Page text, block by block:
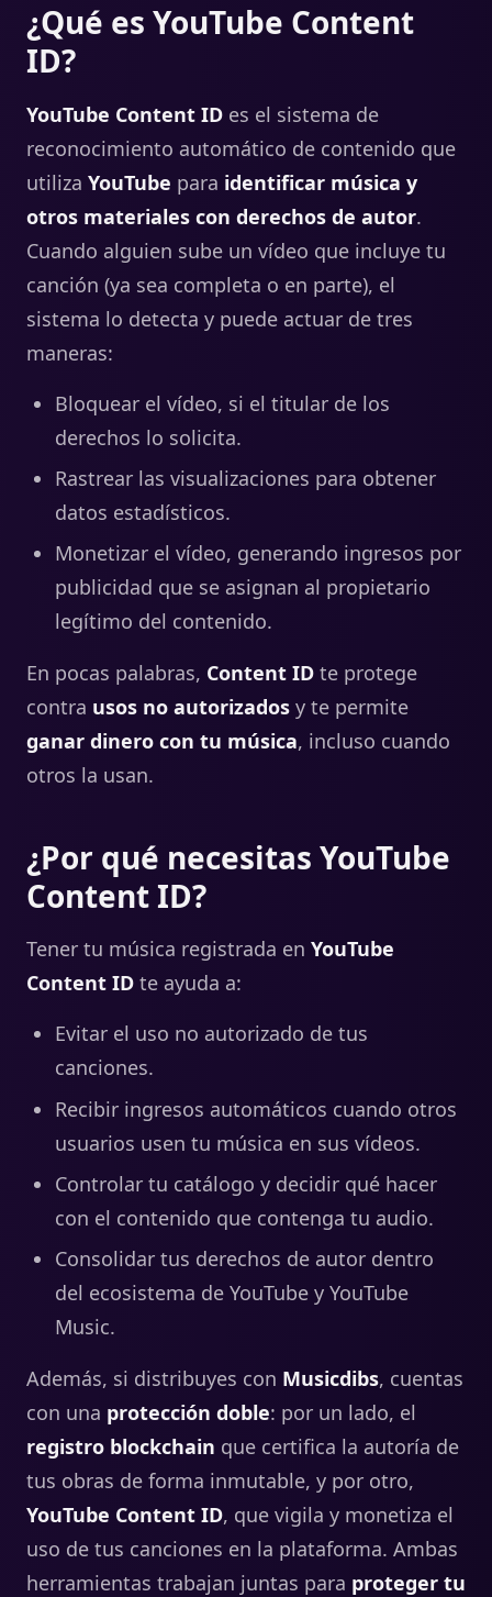
¿Qué es YouTube Content
ID?
YouTube Content ID es el sistema de
reconocimiento automático de contenido que
utiliza YouTube para identificar música y
otros materiales con derechos de autor.
Cuando alguien sube un vídeo que incluye tu
canción (ya sea completa o en parte), el
sistema lo detecta y puede actuar de tres
maneras:
Bloquear el vídeo, si el titular de los
derechos lo solicita.
Rastrear las visualizaciones para obtener
datos estadísticos.
Monetizar el vídeo, generando ingresos por
publicidad que se asignan al propietario
legítimo del contenido.
En pocas palabras, Content ID te protege
contra usos no autorizados y te permite
ganar dinero con tu música, incluso cuando
otros la usan.
¿Por qué necesitas YouTube
Content ID?
Tener tu música registrada en YouTube
Content ID te ayuda a:
Evitar el uso no autorizado de tus
canciones.
Recibir ingresos automáticos cuando otros
usuarios usen tu música en sus vídeos.
Controlar tu catálogo y decidir qué hacer
con el contenido que contenga tu audio.
Consolidar tus derechos de autor dentro
del ecosistema de YouTube y YouTube
Music.
Además, si distribuyes con Musicdibs, cuentas
con una protección doble: por un lado, el
registro blockchain que certifica la autoría de
tus obras de forma inmutable, y por otro,
YouTube Content ID, que vigila y monetiza el
uso de tus canciones en la plataforma. Ambas
herramientas trabajan juntas para proteger tu